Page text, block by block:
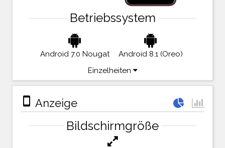
Betriebssystem
Android 7.0 Nougat
Android 8.1 (Oreo)
Einzelheiten
stay_primary_portrait Anzeige
Bildschirmgröße